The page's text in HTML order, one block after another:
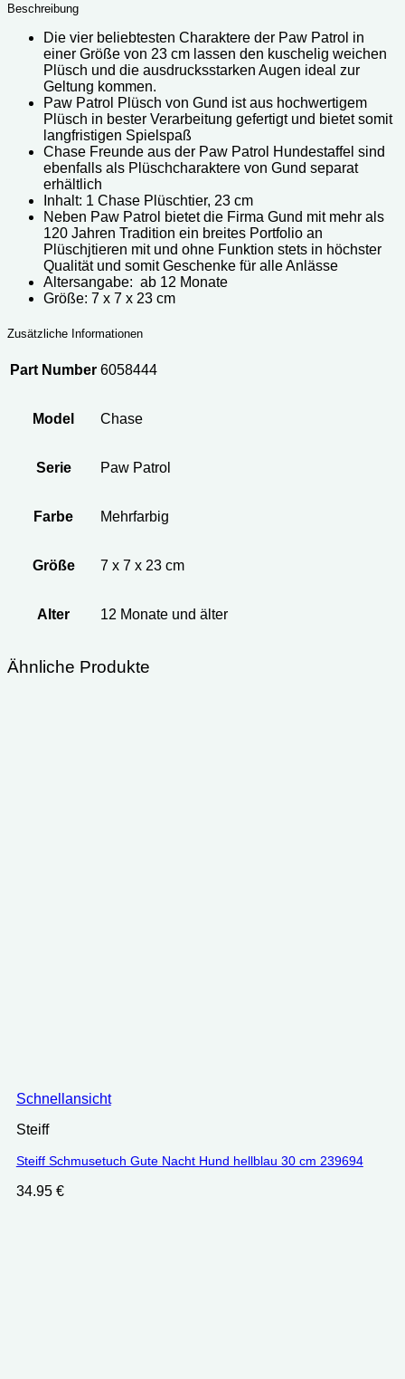
Beschreibung
Die vier beliebtesten Charaktere der Paw Patrol in
einer Größe von 23 cm lassen den kuschelig weichen
Plüsch und die ausdrucksstarken Augen ideal zur
Geltung kommen.
Paw Patrol Plüsch von Gund ist aus hochwertigem
Plüsch in bester Verarbeitung gefertigt und bietet somit
langfristigen Spielspaß
Chase Freunde aus der Paw Patrol Hundestaffel sind
ebenfalls als Plüschcharaktere von Gund separat
erhältlich
Inhalt: 1 Chase Plüschtier, 23 cm
Neben Paw Patrol bietet die Firma Gund mit mehr als
120 Jahren Tradition ein breites Portfolio an
Plüschjtieren mit und ohne Funktion stets in höchster
Qualität und somit Geschenke für alle Anlässe
Altersangabe: ‎ ab 12 Monate
Größe: ‎‎7 x 7 x 23 cm
Zusätzliche Informationen
Part Number 6058444
Model Chase
Serie Paw Patrol
Farbe Mehrfarbig
Größe ‎7 x 7 x 23 cm
Alter ‎12 Monate und älter
Ähnliche Produkte
Schnellansicht
Steiff
Steiff Schmusetuch Gute Nacht Hund hellblau 30 cm 239694
34.95 €